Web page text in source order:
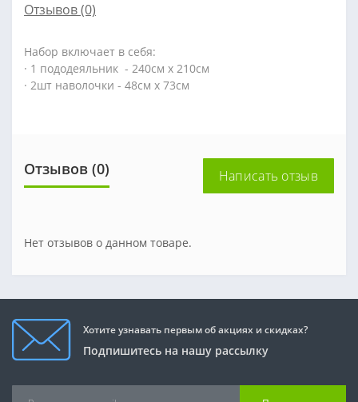
Отзывов (0)
Набор включает в себя:
· 1 пододеяльник - 240см х 210см
· 2шт наволочки - 48см х 73см
Отзывов (0) Написать отзыв
Нет отзывов о данном товаре.
Хотите узнавать первым об акциях и скидках?
Подпишитесь на нашу рассылку